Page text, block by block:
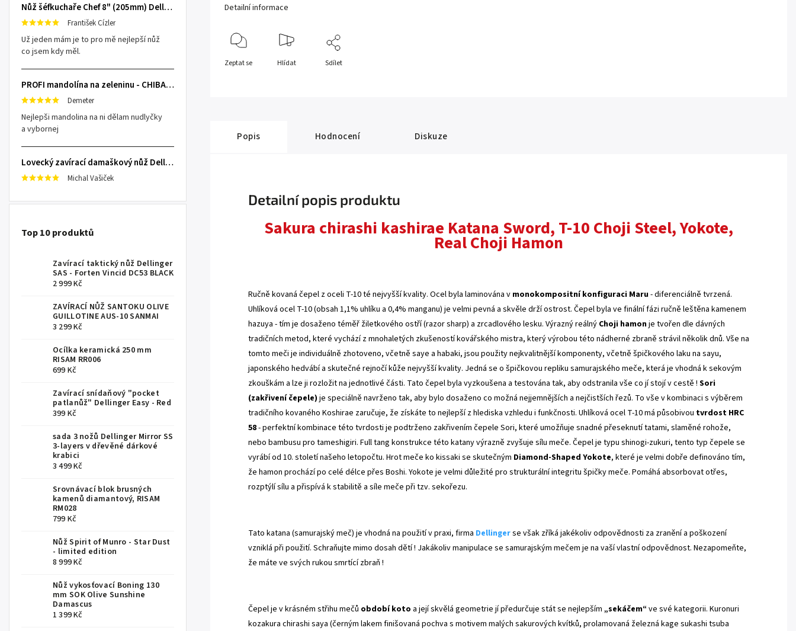
Nůž šéfkuchaře Chef 8" (205mm) Dellinger TOIVO - Professional Damascus
František Cízler
Už jeden mám je to pro mě nejlepší nůž
co jsem kdy měl.
PROFI mandolína na zeleninu - CHIBA Japan, sengiri slicekun
Demeter
Nejlepši mandolina na ni dělam nudlyčky
a vybornej
Lovecký zavírací damaškový nůž Dellinger Damask Star
Michal Vašiček
Top 10 produktů
Zavírací taktický nůž Dellinger
SAS - Forten Vincid DC53 BLACK
2 999 Kč
ZAVÍRACÍ NŮŽ SANTOKU OLIVE
GUILLOTINE AUS-10 SANMAI
3 299 Kč
Ocílka keramická 250 mm
RISAM RR006
699 Kč
Zavírací snídaňový "pocket
patlanůž" Dellinger Easy - Red
399 Kč
sada 3 nožů Dellinger Mirror SS
3-layers v dřevěné dárkové
krabici
3 499 Kč
Srovnávací blok brusných
kamenů diamantový, RISAM
RM028
799 Kč
Nůž Spirit of Munro - Star Dust
- limited edition
8 999 Kč
Nůž vykosťovací Boning 130
mm SOK Olive Sunshine
Damascus
1 399 Kč
Detailní informace
Zeptat se Hlídat Sdílet
Popis Hodnocení Diskuze
Detailní popis produktu
Sakura chirashi kashirae Katana Sword, T-10 Choji Steel, Yokote,
Real Choji Hamon
Ručně kovaná čepel z oceli T-10 té nejvyšší kvality. Ocel byla laminována v monokompositní konfiguraci Maru- diferenciálně tvrzená.
Uhlíková ocel T-10 (obsah 1,1% uhlíku a 0,4% manganu) je velmi pevná a skvěle drží ostrost. Čepel byla ve finální fázi ručně leštěna kamenem
hazuya - tím je dosaženo téměř žiletkového ostří (razor sharp) a zrcadlového lesku. Výrazný reálný Choji hamonje tvořen dle dávných
tradičních metod, které vychází z mnohaletých zkušeností kovářského mistra, který výrobou této nádherné zbraně strávil několik dnů. Vše na
tomto meči je individuálně zhotoveno, včetně saye a habaki, jsou použity nejkvalitnější komponenty, včetně špičkového laku na sayu,
japonského hedvábí a skutečné rejnočí kůže nejvyšší kvality. Jedná se o špičkovou repliku samurajského meče, která je vhodná k sekovým
zkouškám a lze ji rozložit na jednotlivé části. Tato čepel byla vyzkoušena a testována tak, aby odstranila vše co jí stojí v cestě ! Sori
(zakřivení čepele) je speciálně navrženo tak, aby bylo dosaženo co možná nejjemnějších a nejčistších řezů. To vše v kombinaci s výběrem
tradičního kovaného Koshirae zaručuje, že získáte to nejlepší z hlediska vzhledu i funkčnosti. Uhlíková ocel T-10 má působivou tvrdost HRC
58- perfektní kombinace této tvrdosti je podtrženo zakřivením čepele Sori, které umožňuje snadné přeseknutí tatami, slaměné rohože,
nebo bambusu pro tameshigiri. Full tang konstrukce této katany výrazně zvyšuje sílu meče. Čepel je typu shinogi-zukuri, tento typ čepele se
vyrábí od 10. století našeho letopočtu. Hrot meče ko kissaki se skutečným Diamond-Shaped Yokote, které je velmi dobře definováno tím,
že hamon prochází po celé délce přes Boshi. Yokote je velmi důležité pro strukturální integritu špičky meče. Pomáhá absorbovat otřes,
rozptýlí sílu a přispívá k stabilitě a síle meče při tzv. sekořezu.
Tato katana (samurajský meč) je vhodná na použití v praxi, firma Dellingerse však zříká jakékoliv odpovědnosti za zranění a poškození
vzniklá při použití. Schraňujte mimo dosah dětí ! Jakákoliv manipulace se samurajským mečem je na vaší vlastní odpovědnost. Nezapomeňte,
že máte ve svých rukou smrtící zbraň !
Čepel je v krásném střihu mečů období koto a její skvělá geometrie jí předurčuje stát se nejlepším „sekáčem“ ve své kategorii. Kuronuri
kozakura chirashi saya (černým lakem finišovaná pochva s motivem malých sakurových kvítků, prolamovaná železná kage sukashi tsuba